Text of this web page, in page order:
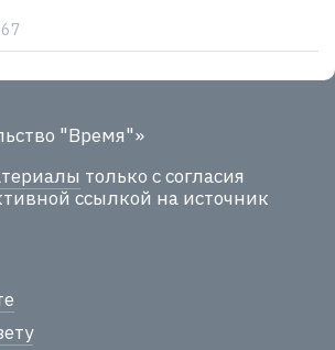
"Время"»
только с согласия
ссылкой на источник